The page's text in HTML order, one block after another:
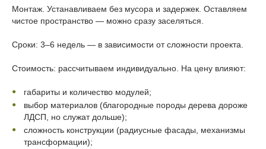
Монтаж. Устанавливаем без мусора и задержек. Оставляем
чистое пространство — можно сразу заселяться.
Сроки: 3–6 недель — в зависимости от сложности проекта.
Стоимость: рассчитываем индивидуально. На цену влияют:
габариты и количество модулей;
выбор материалов (благородные породы дерева дороже
ЛДСП, но служат дольше);
сложность конструкции (радиусные фасады, механизмы
трансформации);